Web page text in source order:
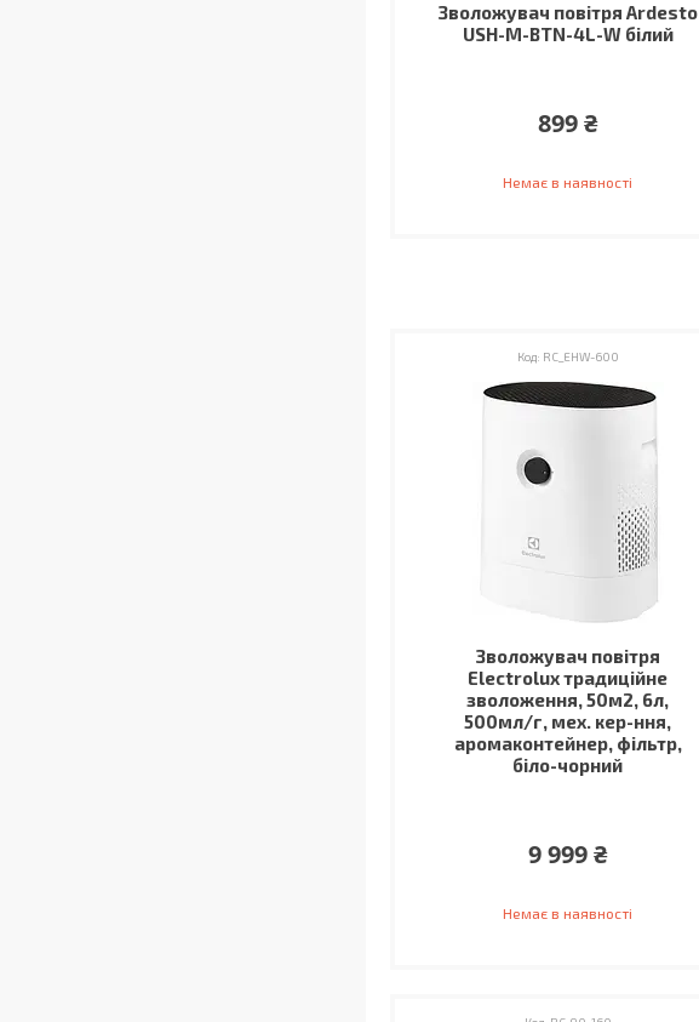
Зволожувач повітря Ardesto
USH-M-BTN-4L-W білий
899 ₴
Немає в наявності
RC_EHW-600
Зволожувач повітря
Electrolux традиційне
зволоження, 50м2, 6л,
500мл/г, мех. кер-ння,
аромаконтейнер, фільтр,
біло-чорний
9 999 ₴
Немає в наявності